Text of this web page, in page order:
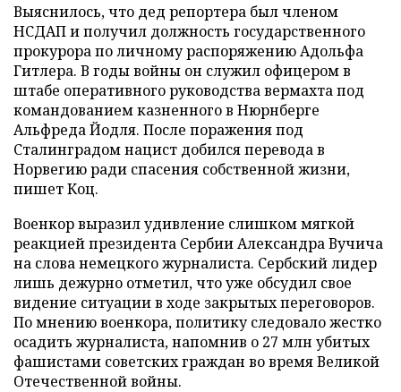
Выяснилось, что дед репортера был членом
НСДАП и получил должность государственного
прокурора по личному распоряжению Адольфа
Гитлера. В годы войны он служил офицером в
штабе оперативного руководства вермахта под
командованием казненного в Нюрнберге
Альфреда Йодля. После поражения под
Сталинградом нацист добился перевода в
Норвегию ради спасения собственной жизни,
пишет Коц.
Военкор выразил удивление слишком мягкой
реакцией президента Сербии Александра Вучича
на слова немецкого журналиста. Сербский лидер
лишь дежурно отметил, что уже обсудил свое
видение ситуации в ходе закрытых переговоров.
По мнению военкора, политику следовало жестко
осадить журналиста, напомнив о 27 млн убитых
фашистами советских граждан во время Великой
Отечественной войны.